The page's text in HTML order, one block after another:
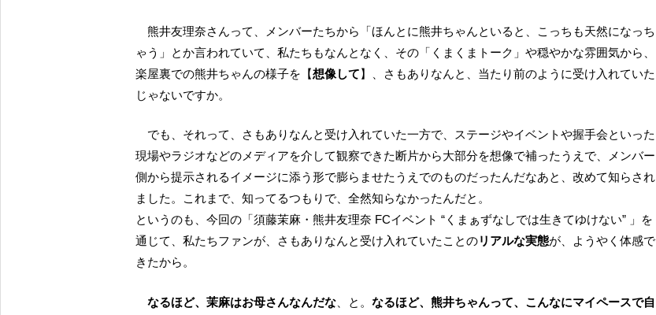
熊井友理奈さんって、メンバーたちから「ほんとに熊井ちゃんといると、こっちも天然になっち
ゃう」とか言われていて、私たちもなんとなく、その「くまくまトーク」や穏やかな雰囲気から、
楽屋裏での熊井ちゃんの様子を【想像して】、さもありなんと、当たり前のように受け入れていた
じゃないですか。
でも、それって、さもありなんと受け入れていた一方で、ステージやイベントや握手会といった
現場やラジオなどのメディアを介して観察できた断片から大部分を想像で補ったうえで、メンバー
側から提示されるイメージに添う形で膨らませたうえでのものだったんだなあと、改めて知らされ
ました。これまで、知ってるつもりで、全然知らなかったんだと。
というのも、今回の「須藤茉麻・熊井友理奈 FCイベント “くまぁずなしでは生きてゆけない” 」を
通じて、私たちファンが、さもありなんと受け入れていたことのリアルな実態が、ようやく体感で
きたから。
なるほど、茉麻はお母さんなんだな 、と。なるほど、熊井ちゃんって、こんなにマイペースで自